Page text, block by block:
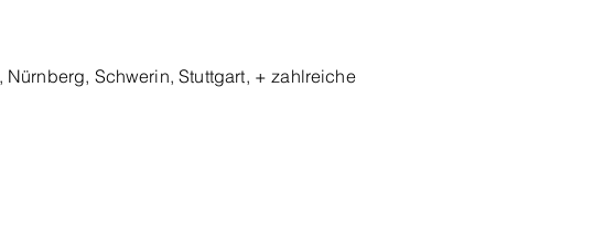
Schwerin, Stuttgart, + zahlreiche